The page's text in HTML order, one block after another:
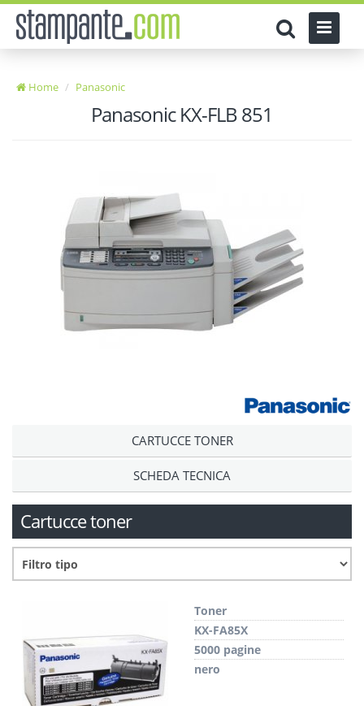
Home Panasonic
Panasonic KX-FLB 851
CARTUCCE TONER
SCHEDA TECNICA
Cartucce toner
Toner
KX-FA85X
5000 pagine
nero